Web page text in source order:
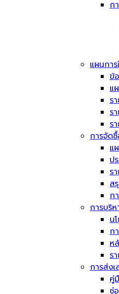
ก
แผนกา
ข้
แ
ร
ร
ร
การจัด
แ
ป
ร
ส
ก
การบริ
น
ก
ห
ร
การส่งเ
คู่
ช่